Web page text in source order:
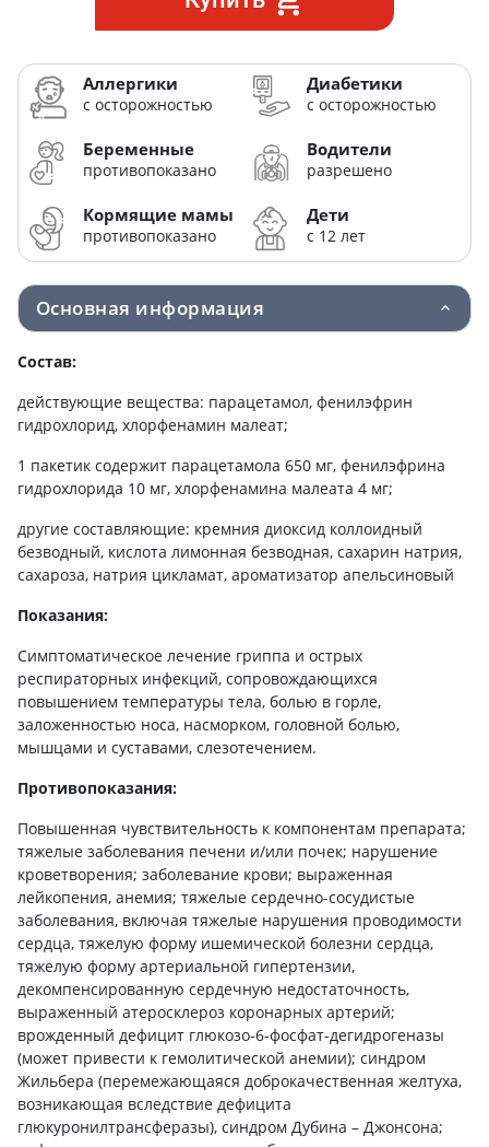
Аллергики
с осторожностью
Диабетики
с осторожностью
Беременные
противопоказано
Водители
разрешено
Кормящие мамы
противопоказано
Дети
с 12 лет
Основная информация
Состав:
действующие вещества: парацетамол, фенилэфрин
гидрохлорид, хлорфенамин малеат;
1 пакетик содержит парацетамола 650 мг, фенилэфрина
гидрохлорида 10 мг, хлорфенамина малеата 4 мг;
другие составляющие: кремния диоксид коллоидный
безводный, кислота лимонная безводная, сахарин натрия,
сахароза, натрия цикламат, ароматизатор апельсиновый
Показания:
Симптоматическое лечение гриппа и острых
респираторных инфекций, сопровождающихся
повышением температуры тела, болью в горле,
заложенностью носа, насморком, головной болью,
мышцами и суставами, слезотечением.
Противопоказания:
Повышенная чувствительность к компонентам препарата;
тяжелые заболевания печени и/или почек; нарушение
кроветворения; заболевание крови; выраженная
лейкопения, анемия; тяжелые сердечно-сосудистые
заболевания, включая тяжелые нарушения проводимости
сердца, тяжелую форму ишемической болезни сердца,
тяжелую форму артериальной гипертензии,
декомпенсированную сердечную недостаточность,
выраженный атеросклероз коронарных артерий;
врожденный дефицит глюкозо-6-фосфат-дегидрогеназы
(может привести к гемолитической анемии); синдром
Жильбера (перемежающаяся доброкачественная желтуха,
возникающая вследствие дефицита
глюкуронилтрансферазы), синдром Дубина – Джонсона;